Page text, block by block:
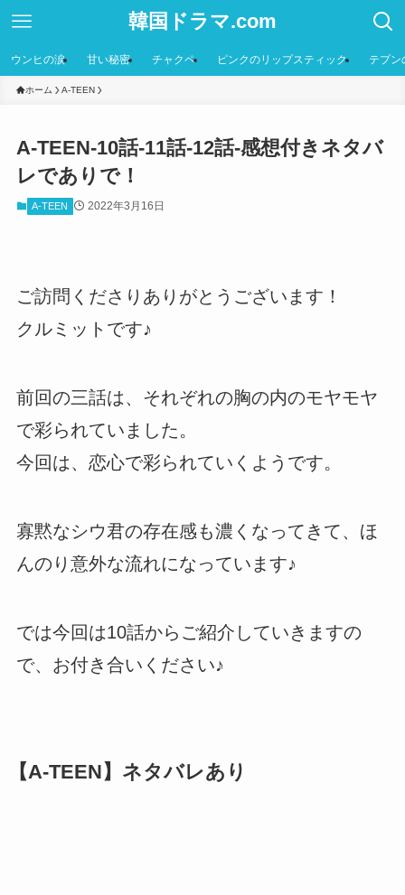
韓国ドラマ.com
ウンヒの涙 甘い秘密 チャクペ ピンクのリップスティック テプン
ホーム A-TEEN
A-TEEN-10話-11話-12話-感想付きネタバ
レでありで！
A-TEEN 2022年3月16日
ご訪問くださりありがとうございます！
クルミットです♪
前回の三話は、それぞれの胸の内のモヤモヤ
で彩られていました。
今回は、恋心で彩られていくようです。
寡黙なシウ君の存在感も濃くなってきて、ほ
んのり意外な流れになっています♪
では今回は10話からご紹介していきますの
で、お付き合いください♪
【A-TEEN】ネタバレあり